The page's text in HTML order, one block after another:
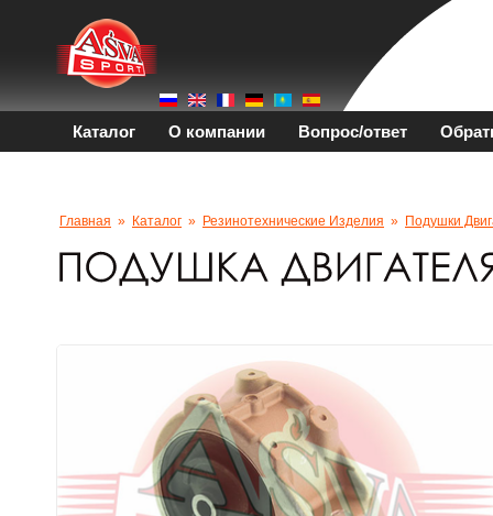
Каталог О компании Вопрос/ответ
Главная » Каталог » Резинотехнические Изделия » Подушки